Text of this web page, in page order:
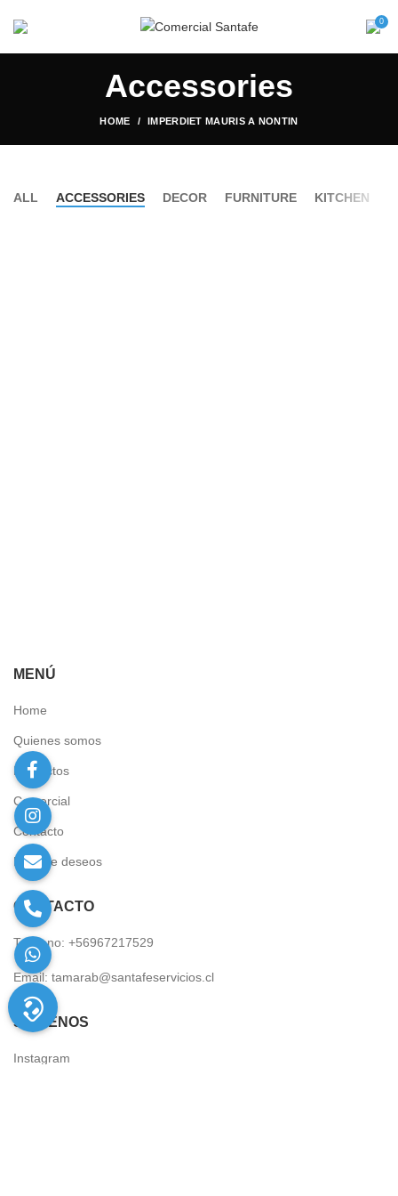
0
Accessories
HOME IMPERDIET MAURIS A NONTIN
ALL ACCESSORIES DECOR FURNITURE KITCHEN
MENÚ
Home
Quienes somos
Proyectos
Comercial
Contacto
Lista de deseos
CÓNTACTO
Teléfono: +56967217529
Email: tamarab@santafeservicios.cl
SÍGUENOS
Instagram